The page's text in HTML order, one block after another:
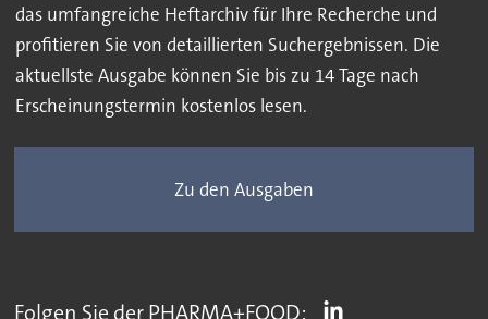
das umfangreiche Heftarchiv für Ihre Recherche und
profitieren Sie von detaillierten Suchergebnissen. Die
aktuellste Ausgabe können Sie bis zu 14 Tage nach
Erscheinungstermin kostenlos lesen.
Zu den Ausgaben
Folgen Sie der PHARMA+FOOD: